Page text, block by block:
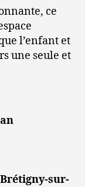
ce
l’enfant et
une seule et
sur-